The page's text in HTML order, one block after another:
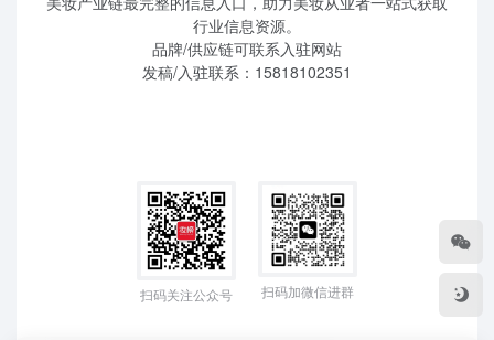
行业信息资源。
品牌/供应链可联系入驻网站
发稿/入驻联系：15818102351
扫码关注公众号 扫码加微信进群